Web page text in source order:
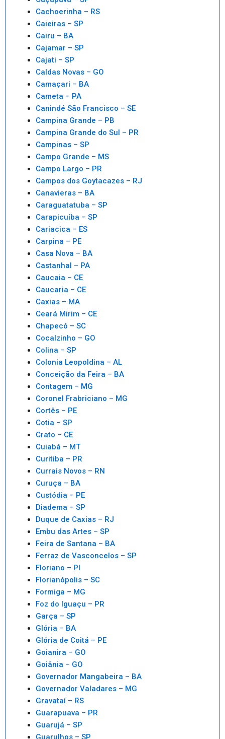
Cachoerinha – RS
Caieiras – SP
Cairu – BA
Cajamar – SP
Cajati – SP
Caldas Novas – GO
Camaçari – BA
Cameta – PA
Canindé São Francisco – SE
Campina Grande – PB
Campina Grande do Sul – PR
Campinas – SP
Campo Grande – MS
Campo Largo – PR
Campos dos Goytacazes – RJ
Canavieras – BA
Caraguatatuba – SP
Carapicuíba – SP
Cariacica – ES
Carpina – PE
Casa Nova – BA
Castanhal – PA
Caucaia – CE
Caucaria – CE
Caxias – MA
Ceará Mirim – CE
Chapecó – SC
Cocalzinho – GO
Colina – SP
Colonia Leopoldina – AL
Conceição da Feira – BA
Contagem – MG
Coronel Frabriciano – MG
Cortês – PE
Cotia – SP
Crato – CE
Cuiabá – MT
Curitiba – PR
Currais Novos – RN
Curuça – BA
Custódia – PE
Diadema – SP
Duque de Caxias – RJ
Embu das Artes – SP
Feira de Santana – BA
Ferraz de Vasconcelos – SP
Floriano – PI
Florianópolis – SC
Formiga – MG
Foz do Iguaçu – PR
Garça – SP
Glória – BA
Glória de Coitá – PE
Goianira – GO
Goiânia – GO
Governador Mangabeira – BA
Governador Valadares – MG
Gravataí – RS
Guarapuava – PR
Guarujá – SP
Guarulhos – SP